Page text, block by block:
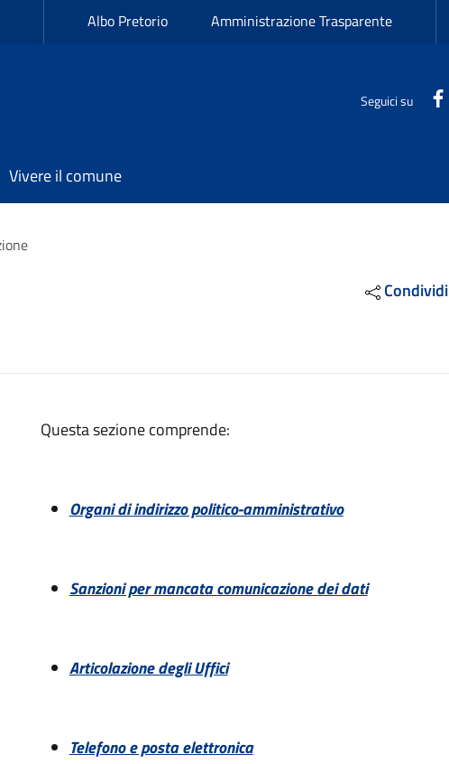
Albo Pretorio Amministrazione Trasparente
Seguici su
Vivere il comune
Condividi
Descrizione
Questa sezione comprende:
Organi di indirizzo politico-amministrativo
Sanzioni per mancata comunicazione dei dati
Articolazione degli Uffici
Telefono e posta elettronica